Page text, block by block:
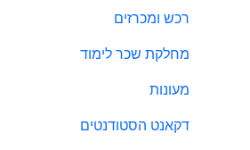
רכש ומכרזים
מחלקת שכר לימוד
מעונות
דקאנט הסטודנטים